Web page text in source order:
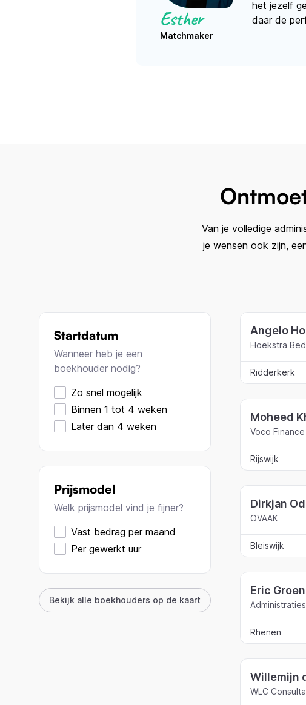
Je ziet een blauw vinkje als alles is verwerkt door je
Esther
Matchmaker
het jezelf
daar de
Van je volledige
je wensen ook zijn,
Startdatum
Wanneer heb je een
boekhouder nodig?
Zo snel mogelijk
Binnen 1 tot 4 weken
Later dan 4 weken
Prijsmodel
Welk prijsmodel vind je fijner?
Vast bedrag per maand
Per gewerkt uur
Bekijk alle boekhouders op de kaart
Angelo
Hoekstra
Ridderkerk
Moheed
Voco Finance
Rijswijk
Dirkjan
OVAAK
Bleiswijk
Eric Groen
Rhenen
Willemijn
WLC